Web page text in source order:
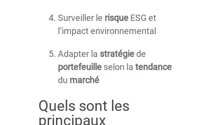
Surveiller le risque ESG et
l’impact environnemental
Adapter la stratégie de
portefeuille selon la tendance
du marché
Quels sont les
principaux